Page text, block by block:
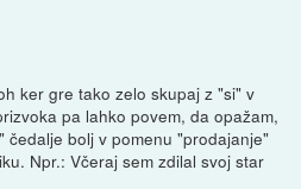
ker gre tako zelo skupaj z "si" v
pa lahko povem, da opažam,
čedalje bolj v pomenu "prodajanje"
Npr.: Včeraj sem zdilal svoj star